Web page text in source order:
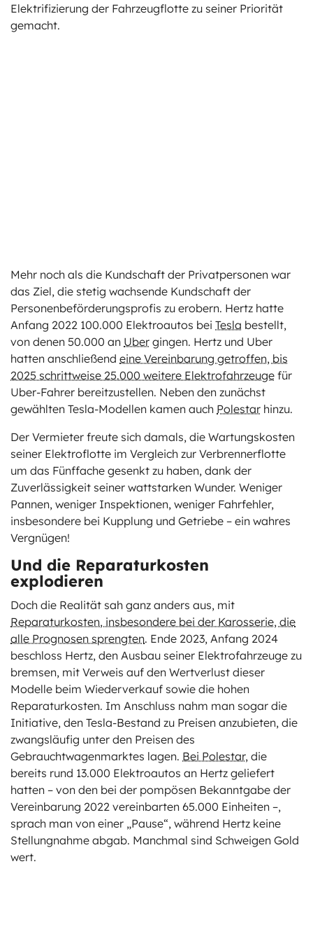
Elektrifizierung der Fahrzeugflotte zu seiner Priorität
gemacht.
Mehr noch als die Kundschaft der Privatpersonen war
das Ziel, die stetig wachsende Kundschaft der
Personenbeförderungsprofis zu erobern. Hertz hatte
Anfang 2022 100.000 Elektroautos bei Tesla bestellt,
von denen 50.000 an Uber gingen. Hertz und Uber
hatten anschließend eine Vereinbarung getroffen, bis
2025 schrittweise 25.000 weitere Elektrofahrzeuge für
Uber-Fahrer bereitzustellen. Neben den zunächst
gewählten Tesla-Modellen kamen auch Polestar hinzu.
Der Vermieter freute sich damals, die Wartungskosten
seiner Elektroflotte im Vergleich zur Verbrennerflotte
um das Fünffache gesenkt zu haben, dank der
Zuverlässigkeit seiner wattstarken Wunder. Weniger
Pannen, weniger Inspektionen, weniger Fahrfehler,
insbesondere bei Kupplung und Getriebe – ein wahres
Vergnügen!
Und die Reparaturkosten
explodieren
Doch die Realität sah ganz anders aus, mit
Reparaturkosten, insbesondere bei der Karosserie, die
alle Prognosen sprengten. Ende 2023, Anfang 2024
beschloss Hertz, den Ausbau seiner Elektrofahrzeuge zu
bremsen, mit Verweis auf den Wertverlust dieser
Modelle beim Wiederverkauf sowie die hohen
Reparaturkosten. Im Anschluss nahm man sogar die
Initiative, den Tesla-Bestand zu Preisen anzubieten, die
zwangsläufig unter den Preisen des
Gebrauchtwagenmarktes lagen. Bei Polestar, die
bereits rund 13.000 Elektroautos an Hertz geliefert
hatten – von den bei der pompösen Bekanntgabe der
Vereinbarung 2022 vereinbarten 65.000 Einheiten –,
sprach man von einer „Pause“, während Hertz keine
Stellungnahme abgab. Manchmal sind Schweigen Gold
wert.